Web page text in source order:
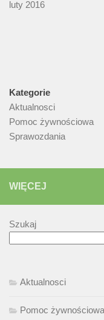
luty 2016
Kategorie
Aktualnosci
Pomoc żywnościowa
Sprawozdania
WIĘCEJ
Szukaj
Aktualnosci
Pomoc żywnościowa